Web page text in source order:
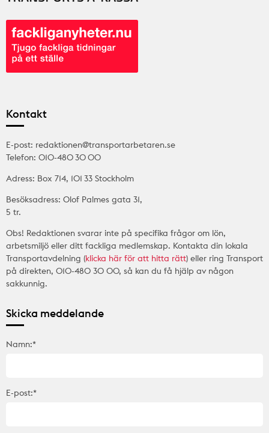
Kontakt
E-post: redaktionen@transportarbetaren.se
Telefon: 010-480 30 00
Adress: Box 714, 101 33 Stockholm
Besöksadress: Olof Palmes gata 31,
5 tr.
Obs! Redaktionen svarar inte på specifika frågor om lön,
arbetsmiljö eller ditt fackliga medlemskap. Kontakta din lokala
Transportavdelning (klicka här för att hitta rätt) eller ring Transport
på direkten, 010-480 30 00, så kan du få hjälp av någon
sakkunnig.
Skicka meddelande
Namn:*
E-post:*